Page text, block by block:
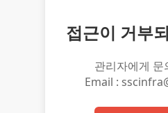
접근이 거부
관리자에게 문
Email :